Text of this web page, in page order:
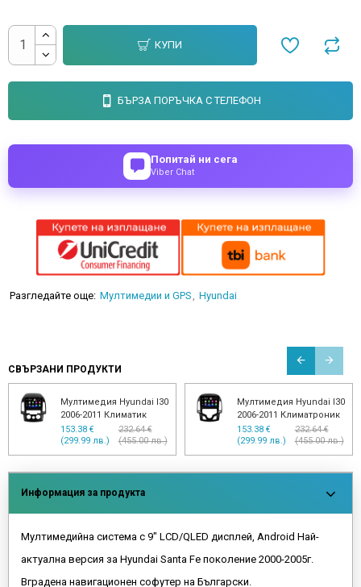
КУПИ
БЪРЗА ПОРЪЧКА С ТЕЛЕФОН
Попитай ни сега
Viber Chat
Разгледайте още: Мултимедии и GPS Hyundai
СВЪРЗАНИ ПРОДУКТИ
Мултимедия Hyundai I30
2006-2011 Климатик
153.38 €
(299.99 лв.)
232.64 €
(455.00 лв.)
Мултимедия Hyundai I30
2006-2011 Климатроник
153.38 €
(299.99 лв.)
232.64 €
(455.00 лв.)
Информация за продукта
Мултимедийна система с 9" LCD/QLED дисплей, Android Най-
актуална версия за Hyundai Santa Fe поколение 2000-2005г.
Вградена навигационен софутер на Български.